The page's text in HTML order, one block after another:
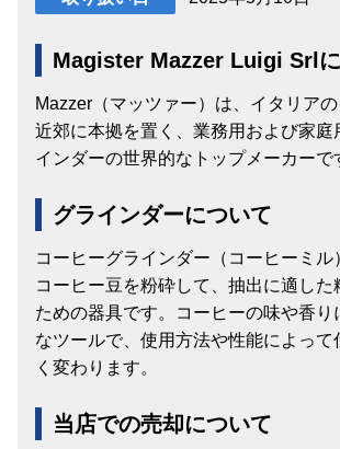
Magister Mazzer Luigi Srl
Mazzer（マッツァー）は、イタリア
近郊に本拠を置く、業務用および家庭
インダーの世界的なトップメーカーで
グラインダーについて
コーヒーグラインダー（コーヒーミル
コーヒー豆を粉砕して、抽出に適した
ための器具です。コーヒーの味や香り
なツールで、使用方法や性能によって
く変わります。
当店での売却について